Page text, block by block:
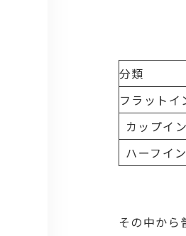
分類
フラットイ
カップイ
ハーフイ
その中から